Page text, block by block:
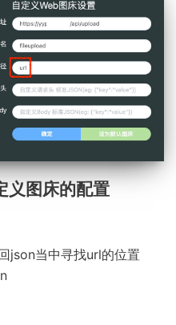
义图床的配置
json当中寻找url的位置